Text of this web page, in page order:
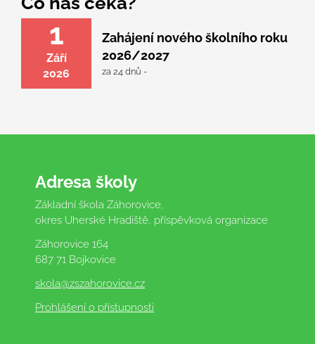
1
Září
2026
Zahájení nového školního roku
2026/2027
za 24 dnů -
Adresa školy
Základní škola Záhorovice,
okres Uherské Hradiště, příspěvková organizace
Záhorovice 164
687 71 Bojkovice
skola@zszahorovice.cz
Prohlášení o přístupnosti